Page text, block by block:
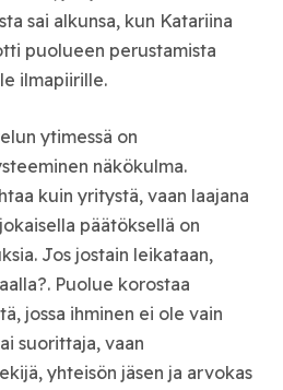
sai alkunsa, kun Katariina
puolueen perustamista
ilmapiirille.
ytimessä on
näkökulma.
kuin yritystä, vaan laajana
päätöksellä on
Jos jostain leikataan,
Puolue korostaa
jossa ihminen ei ole vain
suorittaja, vaan
yhteisön jäsen ja arvokas